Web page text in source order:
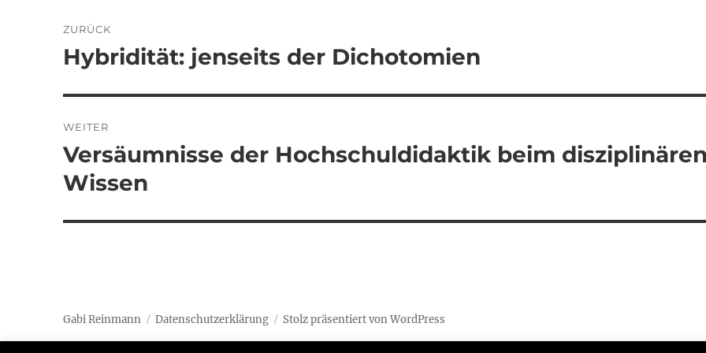
ZURÜCK
Vorheriger
Hybridität: jenseits der Dichotomien
WEITER
Nächster
Beitrag:
Versäumnisse der Hochschuldidaktik beim
Wissen
Gabi Reinmann Datenschutzerklärung Stolz präsentiert von WordPress